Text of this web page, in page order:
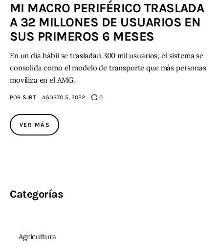
MI MACRO PERIFÉRICO TRASLADA
A 32 MILLONES DE USUARIOS EN
SUS PRIMEROS 6 MESES
En un día hábil se trasladan 300 mil usuarios; el sistema se
consolida como el modelo de transporte que más personas
moviliza en el AMG.
POR SJRT AGOSTO 5, 2022 0
VER MÁS
Categorías
Agricultura